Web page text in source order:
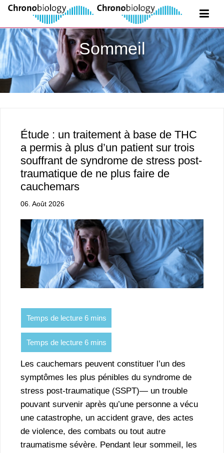
Sommeil
Étude : un traitement à base de THC
a permis à plus d’un patient sur trois
souffrant de syndrome de stress post-
traumatique de ne plus faire de
cauchemars
06. Août 2026
Les cauchemars peuvent constituer l’un des
symptômes les plus pénibles du syndrome de
stress post-traumatique (SSPT)— un trouble
pouvant survenir après qu’une personne a vécu
une catastrophe, un accident grave, des actes
de violence, des combats ou tout autre
traumatisme sévère. Pendant leur sommeil, les